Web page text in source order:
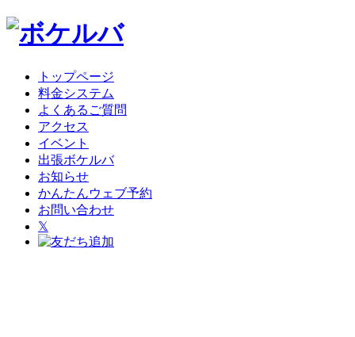
トップページ
料金システム
よくあるご質問
アクセス
イベント
出張ボケルバ
お知らせ
かんたんウェブ予約
お問い合わせ
𝕏